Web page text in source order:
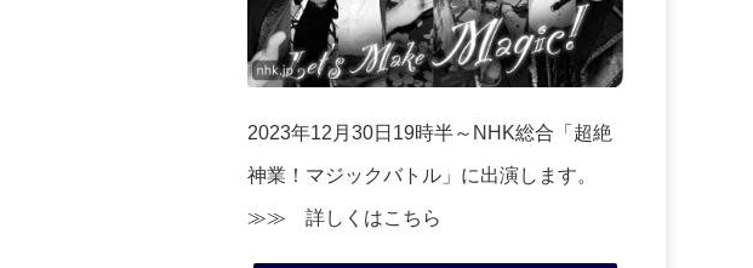
2023年12月30日19時半～NHK総合「超絶
神業！マジックバトル」に出演します。
≫≫ 詳しくはこちら